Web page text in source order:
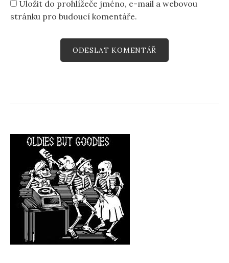
Uložit do prohlížeče jméno, e-mail a webovou
stránku pro budoucí komentáře.